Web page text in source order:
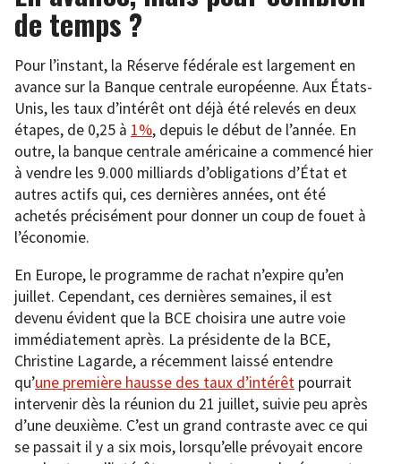
de temps ?
Pour l’instant, la Réserve fédérale est largement en
avance sur la Banque centrale européenne. Aux États-
Unis, les taux d’intérêt ont déjà été relevés en deux
étapes, de 0,25 à 1%, depuis le début de l’année. En
outre, la banque centrale américaine a commencé hier
à vendre les 9.000 milliards d’obligations d’État et
autres actifs qui, ces dernières années, ont été
achetés précisément pour donner un coup de fouet à
l’économie.
En Europe, le programme de rachat n’expire qu’en
juillet. Cependant, ces dernières semaines, il est
devenu évident que la BCE choisira une autre voie
immédiatement après. La présidente de la BCE,
Christine Lagarde, a récemment laissé entendre
qu’une première hausse des taux d’intérêt pourrait
intervenir dès la réunion du 21 juillet, suivie peu après
d’une deuxième. C’est un grand contraste avec ce qui
se passait il y a six mois, lorsqu’elle prévoyait encore